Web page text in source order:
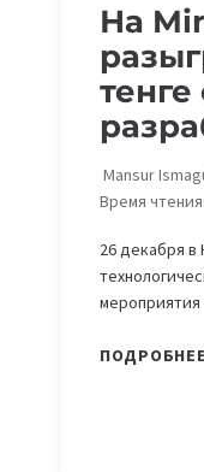
На
Mansur
Время чтения:
26 декабря
ПОДРОБНЕЕ